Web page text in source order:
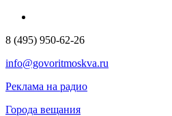
8 (495) 950-62-26
info@govoritmoskva.ru
Реклама на радио
Города вещания